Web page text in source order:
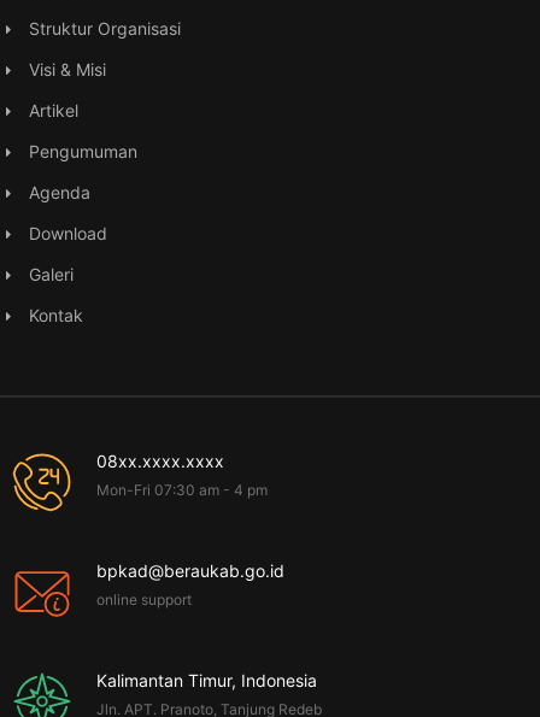
Struktur Organisasi
Visi & Misi
Artikel
Pengumuman
Agenda
Download
Galeri
Kontak
08xx.xxxx.xxxx
Mon-Fri 07:30 am - 4 pm
bpkad@beraukab.go.id
online support
Kalimantan Timur, Indonesia
Jln. APT. Pranoto, Tanjung Redeb